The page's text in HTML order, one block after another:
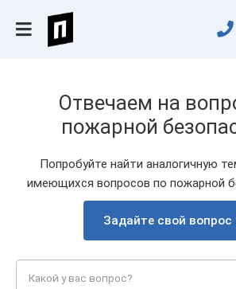
Отвечаем на
пожарной
Попробуйте найти аналогичную
имеющихся вопросов по пожарной
Задайте свой вопрос